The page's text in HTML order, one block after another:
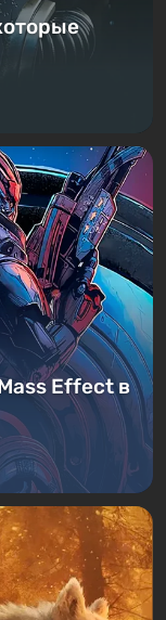
Effect в